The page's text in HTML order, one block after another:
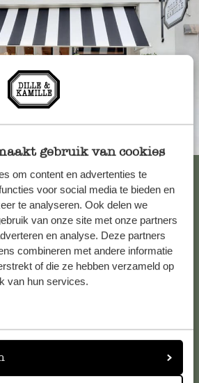
gebruik van cookies
om content en advertenties te
voor social media te bieden en
te analyseren. Ook delen we
van onze site met onze partners
en analyse. Deze partners
combineren met andere informatie
of die ze hebben verzameld op
van hun services.
der Nähe
anzeigen
Hilfe
oder Tipps und Hilfe brauchen, wenden
Kundenservice. Oder lesen Sie hier
kamille.de